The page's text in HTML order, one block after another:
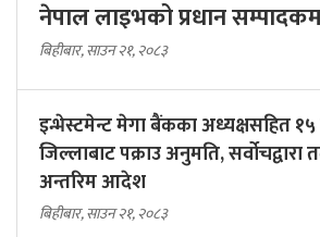
नेपाल लाइभको प्रधान
बिहीबार, साउन २१, २०८३
इन्भेस्टमेन्ट मेगा बैंकका अध्यक्षसहित
जिल्लाबाट पक्राउ अनुमति, सर्वोचद्वारा
अन्तरिम आदेश
बिहीबार, साउन २१, २०८३